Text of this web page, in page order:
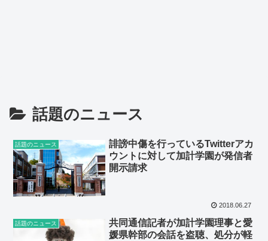
話題のニュース
話題のニュース
誹謗中傷を行っているTwitterアカ
ウントに対して加計学園が発信者
開示請求
2018.06.27
話題のニュース
共同通信記者が加計学園理事と愛
媛県幹部の会話を盗聴、処分が軽